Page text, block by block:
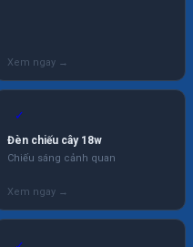
✓
Đèn chiếu cây 18w
Chiếu sáng cảnh quan